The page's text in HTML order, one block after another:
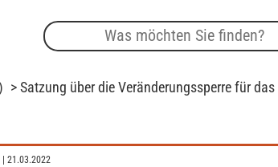
> Satzung über die Veränderungssperre für
| 21.03.2022